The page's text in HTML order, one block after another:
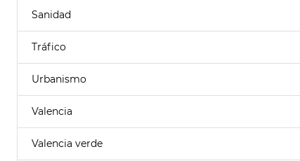
Sanidad
Tráfico
Urbanismo
Valencia
Valencia verde